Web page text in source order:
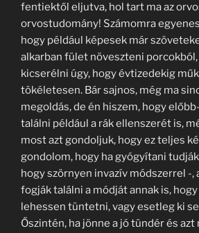
fentiektől eljutva, hol tart ma az
orvostudomány! Számomra
hogy például képesek már
alkarban fület növeszteni
kicserélni úgy, hogy évtizedekig
tökéletesen. Bár sajnos, még ma
megoldás, de én hiszem, hogy
találni például a rák ellenszerét is,
most azt gondoljuk, hogy ez teljes
gondolom, hogy ha gyógyítani
hogy szörnyen invazív módszerrel -,
fogják találni a módját annak is,
lehessen tüntetni, vagy esetleg ki
Őszintén, ha jönne a jó tündér és azt